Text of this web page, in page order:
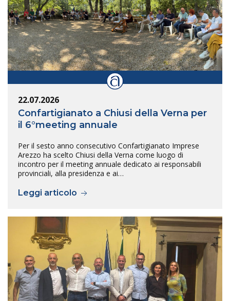
22.07.2026
Confartigianato a Chiusi della Verna per
il 6°meeting annuale
Per il sesto anno consecutivo Confartigianato Imprese
Arezzo ha scelto Chiusi della Verna come luogo di
incontro per il meeting annuale dedicato ai responsabili
provinciali, alla presidenza e ai…
Leggi articolo